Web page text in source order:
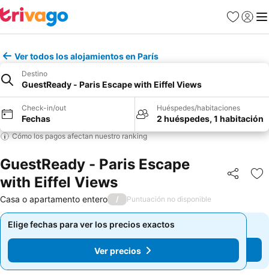
Favoritos
Iniciar
Ver todos los alojamientos en París
Destino
GuestReady - Paris Escape with Eiffel Views
Check-in/out
Fechas
Huéspedes/habitaciones
2 huéspedes, 1 habitación
Cómo los pagos afectan nuestro ranking
GuestReady - Paris Escape
with Eiffel Views
Compartir
Casa o apartamento entero / Puntuación no disponible
Elige fechas para ver los precios exactos
Ver precios
Elige fechas para ver los precios exactos
Ver precios